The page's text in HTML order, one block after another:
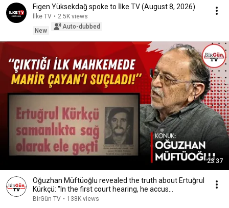
Figen Yüksekdağ spoke to İlke TV (August 8, 2026)
İlke TV • 2.5K views
New
Auto-dubbed
23:37
Oğuzhan Müftüoğlu revealed the truth about Ertuğrul
Kürkçü: "In the first court hearing, he accus...
BirGün TV • 138K views